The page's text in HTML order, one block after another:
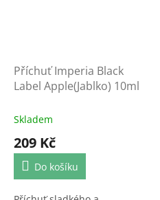
Příchuť Imperia Black
Label Apple(Jablko) 10ml
Skladem
209 Kč
Do košíku